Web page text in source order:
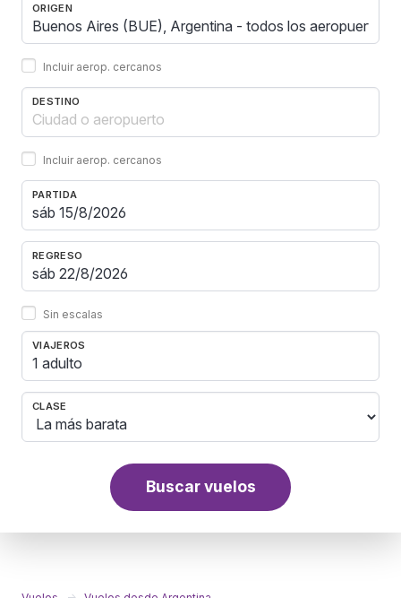
ORIGEN
Incluir aerop. cercanos
DESTINO
Incluir aerop. cercanos
PARTIDA
REGRESO
Sin escalas
VIAJEROS
1 adulto
CLASE
Buscar vuelos